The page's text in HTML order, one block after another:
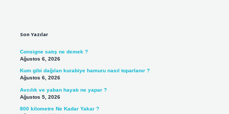
Son Yazılar
Consigne satış ne demek ?
Ağustos 6, 2026
Kum gibi dağılan kurabiye hamuru nasıl toparlanır ?
Ağustos 6, 2026
Avcılık ve yaban hayatı ne yapar ?
Ağustos 5, 2026
800 kilometre Ne Kadar Yakar ?